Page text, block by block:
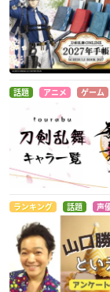
話題 アニメ ゲーム
ランキング 話題 声